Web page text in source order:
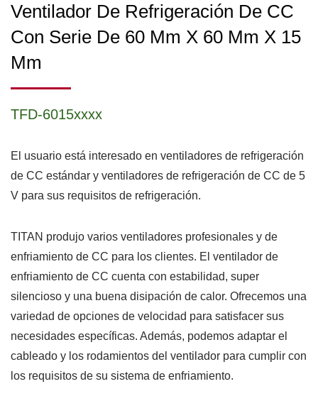
Ventilador De Refrigeración De CC
Con Serie De 60 Mm X 60 Mm X 15
Mm
TFD-6015xxxx
El usuario está interesado en ventiladores de refrigeración
de CC estándar y ventiladores de refrigeración de CC de 5
V para sus requisitos de refrigeración.
TITAN produjo varios ventiladores profesionales y de
enfriamiento de CC para los clientes. El ventilador de
enfriamiento de CC cuenta con estabilidad, super
silencioso y una buena disipación de calor. Ofrecemos una
variedad de opciones de velocidad para satisfacer sus
necesidades específicas. Además, podemos adaptar el
cableado y los rodamientos del ventilador para cumplir con
los requisitos de su sistema de enfriamiento.